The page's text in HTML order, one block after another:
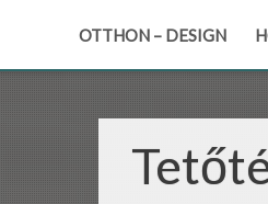
OTTHON – DESIGN